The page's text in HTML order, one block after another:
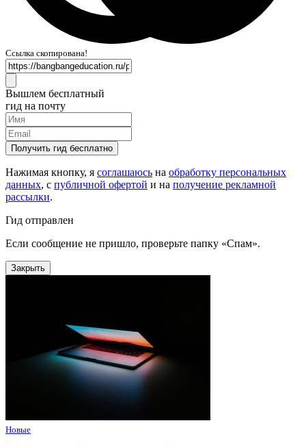
Ссылка скопирована!
Вышлем бесплатный
гид на почту
Получить гид бесплатно
Нажимая кнопку, я соглашаюсь на обработку персональных
данных, с публичной офертой и на получение рекламной
рассылки.
Гид отправлен
Если сообщение не пришло, проверьте папку «Спам».
Закрыть
Новые